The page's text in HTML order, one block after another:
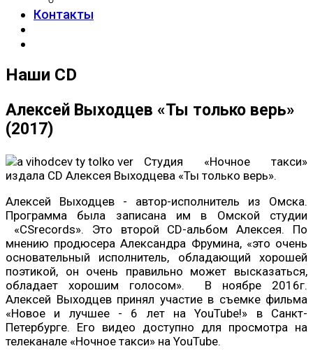
Контакты
Наши CD
Алексей Выходцев «Ты только верь»
(2017)
Студия «Ночное такси»
издала CD Алексея Выходцева «Ты только верь».
Алексей Выходцев - автор-исполнитель из Омска.
Программа была записана им в Омской студии
«CSrecords». Это второй CD-альбом Алексея. По
мнению продюсера Александра Фрумина, «это очень
основательный исполнитель, обладающий хорошей
поэтикой, он очень правильно может высказаться,
обладает хорошим голосом». В ноябре 2016г.
Алексей Выходцев принял участие в съемке фильма
«Новое и лучшее - 6 лет на YouTube!» в Санкт-
Петербурге. Его видео доступно для просмотра на
телеканале «Ночное такси» на YouTube.